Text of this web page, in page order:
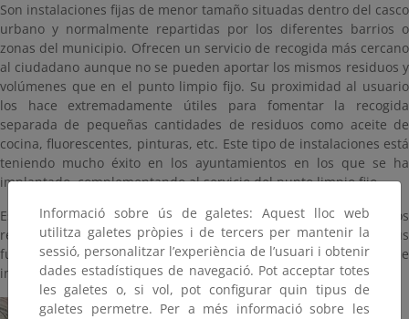
Son instalaciones fijas de menor tamaño situadas dentro del casco
urbano y normalmente repartidas por los diferentes barrios o
zonas del municipio. Ofrecen un servicio de recogida más cercano
al ciudadano aunque no se pueden aportar los mismos residuos y
volúmenes que en el punto limpio fijo. Su proximidad al usuario
los hace extremadamente útiles para fomentar la recogida
separada de pequeñas cantidades de residuos como aceite de
cocina, fluorescentes, pinturas, etc. Este tipo de instalaciones está
teniendo mucho éxito en los ayuntamientos en los que se ha
implantado, complementando al servicio del punto limpio fijo.
Este servicio puede ser gestionado por pequeños antiguos
recuperadores en sus locales propios, o puede complementar sus
funciones con el desarrollo de actividades de reparación e
intercambio en las mismas instalaciones del minipunto.
Informació sobre ús de galetes: Aquest lloc web
utilitza galetes pròpies i de tercers per mantenir la
sessió, personalitzar l’experiència de l’usuari i obtenir
dades estadístiques de navegació. Pot acceptar totes
les galetes o, si vol, pot configurar quin tipus de
galetes permetre. Per a més informació sobre les